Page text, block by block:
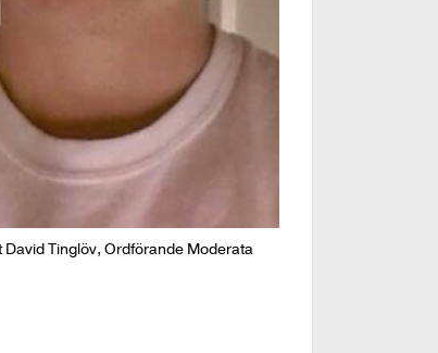
Tinglöv, Ordförande Moderata